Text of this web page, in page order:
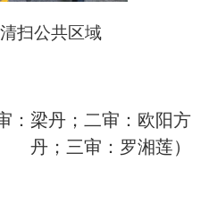
扫公共区域
：梁丹；二审：欧阳方
丹；三审：罗湘莲）